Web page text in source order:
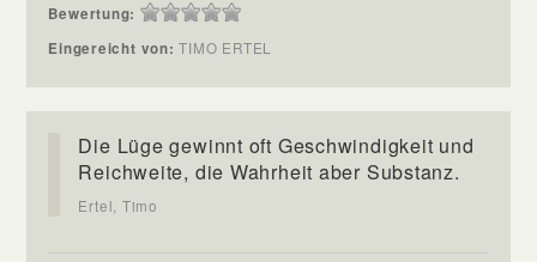
Bewertung:
Eingereicht von:TIMO ERTEL
Die Lüge gewinnt oft Geschwindigkeit und
Reichweite, die Wahrheit aber Substanz.
Ertel, Timo